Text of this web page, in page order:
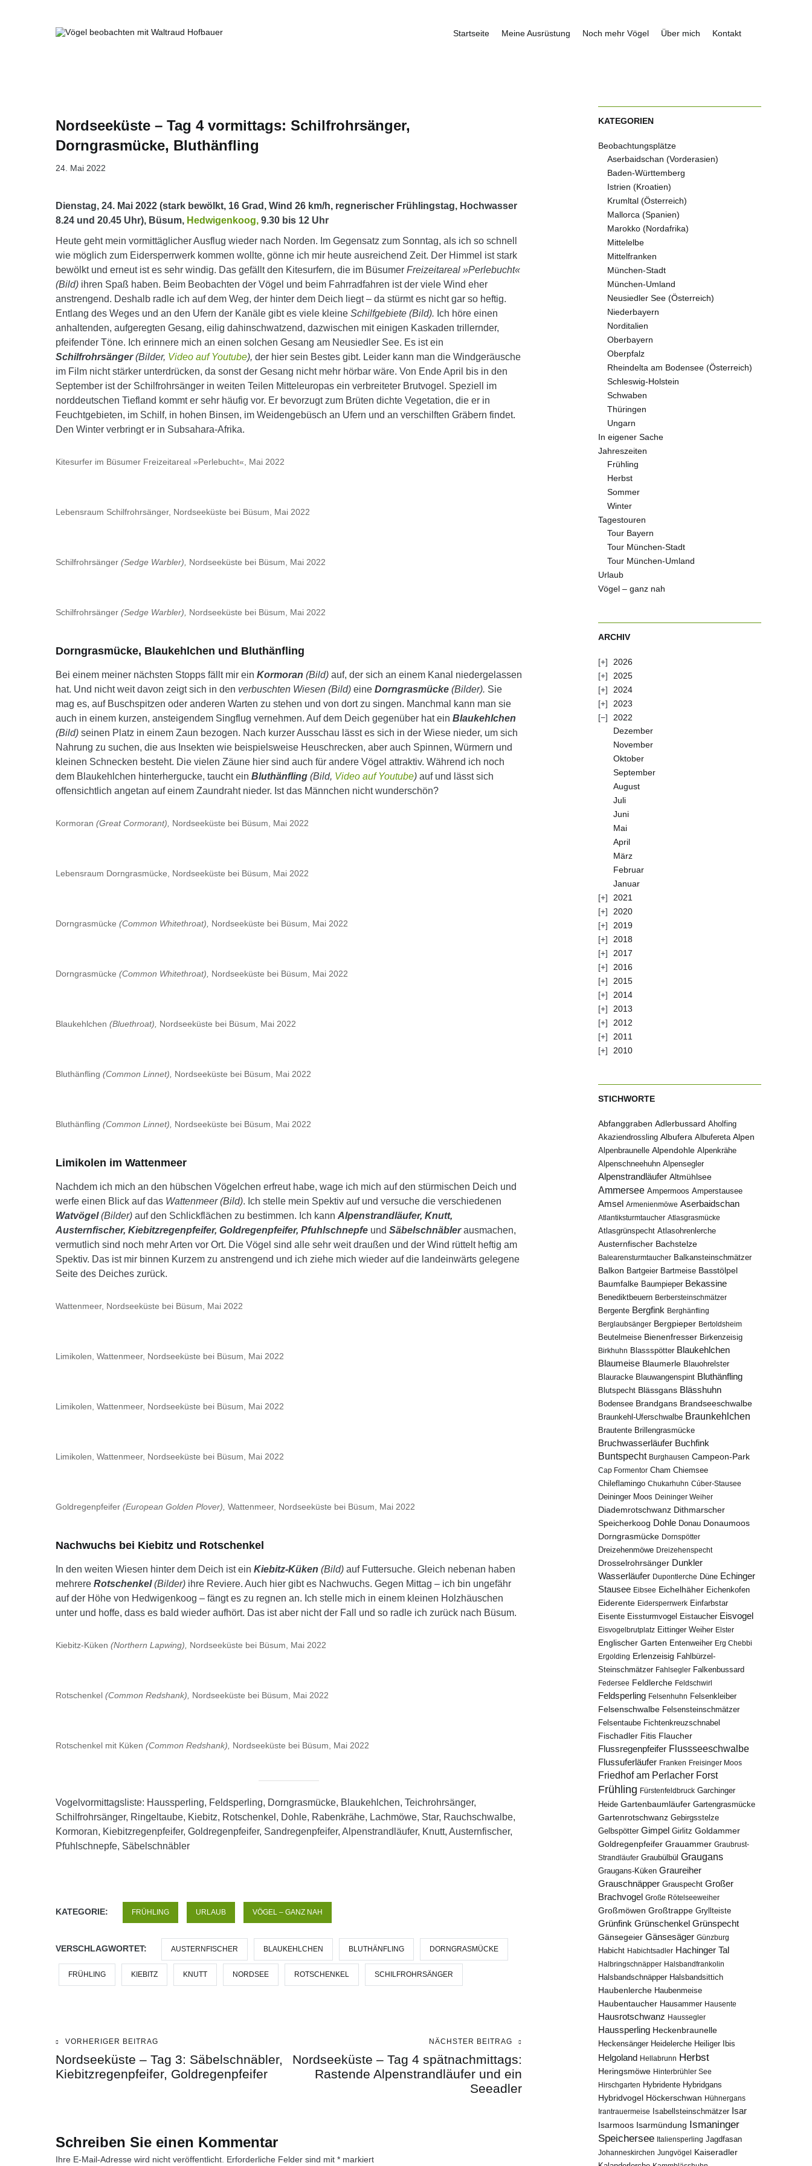
Startseite Meine Ausrüstung Noch mehr Vögel Über mich Kontakt
Nordseeküste – Tag 4 vormittags: Schilfrohrsänger,
Dorngrasmücke, Bluthänfling
24. Mai 2022
Dienstag, 24. Mai 2022 (stark bewölkt, 16 Grad, Wind 26 km/h, regnerischer Frühlingstag, Hochwasser
8.24 und 20.45 Uhr), Büsum, Hedwigenkoog, 9.30 bis 12 Uhr
Heute geht mein vormittäglicher Ausflug wieder nach Norden. Im Gegensatz zum Sonntag, als ich so schnell
wie möglich zum Eidersperrwerk kommen wollte, gönne ich mir heute ausreichend Zeit. Der Himmel ist stark
bewölkt und erneut ist es sehr windig. Das gefällt den Kitesurfern, die im Büsumer Freizeitareal »Perlebucht«
(Bild) ihren Spaß haben. Beim Beobachten der Vögel und beim Fahrradfahren ist der viele Wind eher
anstrengend. Deshalb radle ich auf dem Weg, der hinter dem Deich liegt – da stürmt es nicht gar so heftig.
Entlang des Weges und an den Ufern der Kanäle gibt es viele kleine Schilfgebiete (Bild). Ich höre einen
anhaltenden, aufgeregten Gesang, eilig dahinschwatzend, dazwischen mit einigen Kaskaden trillernder,
pfeifender Töne. Ich erinnere mich an einen solchen Gesang am Neusiedler See. Es ist ein
Schilfrohrsänger(Bilder, Video auf Youtube), der hier sein Bestes gibt. Leider kann man die Windgeräusche
im Film nicht stärker unterdrücken, da sonst der Gesang nicht mehr hörbar wäre. Von Ende April bis in den
September ist der Schilfrohrsänger in weiten Teilen Mitteleuropas ein verbreiteter Brutvogel. Speziell im
norddeutschen Tiefland kommt er sehr häufig vor. Er bevorzugt zum Brüten dichte Vegetation, die er in
Feuchtgebieten, im Schilf, in hohen Binsen, im Weidengebüsch an Ufern und an verschilften Gräbern findet.
Den Winter verbringt er in Subsahara-Afrika.
Kitesurfer im Büsumer Freizeitareal »Perlebucht«, Mai 2022
Lebensraum Schilfrohrsänger, Nordseeküste bei Büsum, Mai 2022
Schilfrohrsänger (Sedge Warbler), Nordseeküste bei Büsum, Mai 2022
Schilfrohrsänger (Sedge Warbler), Nordseeküste bei Büsum, Mai 2022
Dorngrasmücke, Blaukehlchen und Bluthänfling
Bei einem meiner nächsten Stopps fällt mir ein Kormoran (Bild) auf, der sich an einem Kanal niedergelassen
hat. Und nicht weit davon zeigt sich in den verbuschten Wiesen (Bild) eine Dorngrasmücke (Bilder). Sie
mag es, auf Buschspitzen oder anderen Warten zu stehen und von dort zu singen. Manchmal kann man sie
auch in einem kurzen, ansteigendem Singflug vernehmen. Auf dem Deich gegenüber hat ein Blaukehlchen
(Bild) seinen Platz in einem Zaun bezogen. Nach kurzer Ausschau lässt es sich in der Wiese nieder, um sich
Nahrung zu suchen, die aus Insekten wie beispielsweise Heuschrecken, aber auch Spinnen, Würmern und
kleinen Schnecken besteht. Die vielen Zäune hier sind auch für andere Vögel attraktiv. Während ich noch
dem Blaukehlchen hinterhergucke, taucht ein Bluthänfling (Bild, Video auf Youtube) auf und lässt sich
offensichtlich angetan auf einem Zaundraht nieder. Ist das Männchen nicht wunderschön?
Kormoran (Great Cormorant), Nordseeküste bei Büsum, Mai 2022
Lebensraum Dorngrasmücke, Nordseeküste bei Büsum, Mai 2022
Dorngrasmücke (Common Whitethroat), Nordseeküste bei Büsum, Mai 2022
Dorngrasmücke (Common Whitethroat), Nordseeküste bei Büsum, Mai 2022
Blaukehlchen (Bluethroat), Nordseeküste bei Büsum, Mai 2022
Bluthänfling (Common Linnet), Nordseeküste bei Büsum, Mai 2022
Bluthänfling (Common Linnet), Nordseeküste bei Büsum, Mai 2022
Limikolen im Wattenmeer
Nachdem ich mich an den hübschen Vögelchen erfreut habe, wage ich mich auf den stürmischen Deich und
werfe einen Blick auf das Wattenmeer (Bild). Ich stelle mein Spektiv auf und versuche die verschiedenen
Watvögel(Bilder) auf den Schlickflächen zu bestimmen. Ich kann Alpenstrandläufer, Knutt,
Austernfischer, Kiebitzregenpfeifer, Goldregenpfeifer, Pfuhlschnepfe und Säbelschnäblerausmachen,
vermutlich sind noch mehr Arten vor Ort. Die Vögel sind alle sehr weit draußen und der Wind rüttelt heftig am
Spektiv. Das ist mir binnen Kurzem zu anstrengend und ich ziehe mich wieder auf die landeinwärts gelegene
Seite des Deiches zurück.
Wattenmeer, Nordseeküste bei Büsum, Mai 2022
Limikolen, Wattenmeer, Nordseeküste bei Büsum, Mai 2022
Limikolen, Wattenmeer, Nordseeküste bei Büsum, Mai 2022
Limikolen, Wattenmeer, Nordseeküste bei Büsum, Mai 2022
Goldregenpfeifer (European Golden Plover), Wattenmeer, Nordseeküste bei Büsum, Mai 2022
Nachwuchs bei Kiebitz und Rotschenkel
In den weiten Wiesen hinter dem Deich ist ein Kiebitz-Küken (Bild) auf Futtersuche. Gleich nebenan haben
mehrere Rotschenkel(Bilder) ihre Reviere. Auch hier gibt es Nachwuchs. Gegen Mittag – ich bin ungefähr
auf der Höhe von Hedwigenkoog – fängt es zu regnen an. Ich stelle mich in einem kleinen Holzhäuschen
unter und hoffe, dass es bald wieder aufhört. Das ist aber nicht der Fall und so radle ich zurück nach Büsum.
Kiebitz-Küken (Northern Lapwing), Nordseeküste bei Büsum, Mai 2022
Rotschenkel (Common Redshank), Nordseeküste bei Büsum, Mai 2022
Rotschenkel mit Küken (Common Redshank), Nordseeküste bei Büsum, Mai 2022
Vogelvormittagsliste: Haussperling, Feldsperling, Dorngrasmücke, Blaukehlchen, Teichrohrsänger,
Schilfrohrsänger, Ringeltaube, Kiebitz, Rotschenkel, Dohle, Rabenkrähe, Lachmöwe, Star, Rauchschwalbe,
Kormoran, Kiebitzregenpfeifer, Goldregenpfeifer, Sandregenpfeifer, Alpenstrandläufer, Knutt, Austernfischer,
Pfuhlschnepfe, Säbelschnäbler
KATEGORIE: FRÜHLING URLAUB VÖGEL – GANZ NAH
VERSCHLAGWORTET: AUSTERNFISCHER BLAUKEHLCHEN BLUTHÄNFLING DORNGRASMÜCKE
FRÜHLING KIEBITZ KNUTT NORDSEE ROTSCHENKEL SCHILFROHRSÄNGER
Beitragsnavigation
VORHERIGER BEITRAG
Nordseeküste – Tag 3: Säbelschnäbler,
Kiebitzregenpfeifer, Goldregenpfeifer
NÄCHSTER BEITRAG
Nordseeküste – Tag 4 spätnachmittags:
Rastende Alpenstrandläufer und ein
Seeadler
Schreiben Sie einen Kommentar
Ihre E-Mail-Adresse wird nicht veröffentlicht. Erforderliche Felder sind mit * markiert
KATEGORIEN
Beobachtungsplätze
Aserbaidschan (Vorderasien)
Baden-Württemberg
Istrien (Kroatien)
Krumltal (Österreich)
Mallorca (Spanien)
Marokko (Nordafrika)
Mittelelbe
Mittelfranken
München-Stadt
München-Umland
Neusiedler See (Österreich)
Niederbayern
Norditalien
Oberbayern
Oberpfalz
Rheindelta am Bodensee (Österreich)
Schleswig-Holstein
Schwaben
Thüringen
Ungarn
In eigener Sache
Jahreszeiten
Frühling
Herbst
Sommer
Winter
Tagestouren
Tour Bayern
Tour München-Stadt
Tour München-Umland
Urlaub
Vögel – ganz nah
ARCHIV
2026
2025
2024
2023
2022
Dezember
November
Oktober
September
August
Juli
Juni
Mai
April
März
Februar
Januar
2021
2020
2019
2018
2017
2016
2015
2014
2013
2012
2011
2010
STICHWORTE
Abfanggraben Adlerbussard Aholfing
Akaziendrossling Albufera Albufereta Alpen
Alpenbraunelle Alpendohle Alpenkrähe
Alpenschneehuhn Alpensegler
Alpenstrandläufer Altmühlsee
Ammersee Ampermoos Amperstausee
Amsel Armenienmöwe Aserbaidschan
Atlantiksturmtaucher Atlasgrasmücke
Atlasgrünspecht Atlasohrenlerche
Austernfischer Bachstelze
Balearensturmtaucher Balkansteinschmätzer
Balkon Bartgeier Bartmeise Basstölpel
Baumfalke Baumpieper Bekassine
Benediktbeuern Berbersteinschmätzer
Bergente Bergfink Berghänfling
Berglaubsänger Bergpieper Bertoldsheim
Beutelmeise Bienenfresser Birkenzeisig
Birkhuhn Blassspötter Blaukehlchen
Blaumeise Blaumerle Blauohrelster
Blauracke Blauwangenspint Bluthänfling
Blutspecht Blässgans Blässhuhn
Bodensee Brandgans Brandseeschwalbe
Braunkehl-Uferschwalbe Braunkehlchen
Brautente Brillengrasmücke
Bruchwasserläufer Buchfink
Buntspecht Burghausen Campeon-Park
Cap Formentor Cham Chiemsee
Chileflamingo Chukarhuhn Cúber-Stausee
Deininger Moos Deininger Weiher
Diademrotschwanz Dithmarscher
Speicherkoog Dohle Donau Donaumoos
Dorngrasmücke Dornspötter
Dreizehenmöwe Dreizehenspecht
Drosselrohrsänger Dunkler
Wasserläufer Dupontlerche Düne Echinger
Stausee Eibsee Eichelhäher Eichenkofen
Eiderente Eidersperrwerk Einfarbstar
Eisente Eissturmvogel Eistaucher Eisvogel
Eisvogelbrutplatz Eittinger Weiher Elster
Englischer Garten Entenweiher Erg Chebbi
Ergolding Erlenzeisig Fahlbürzel-
Steinschmätzer Fahlsegler Falkenbussard
Federsee Feldlerche Feldschwirl
Feldsperling Felsenhuhn Felsenkleiber
Felsenschwalbe Felsensteinschmätzer
Felsentaube Fichtenkreuzschnabel
Fischadler Fitis Flaucher
Flussregenpfeifer Flussseeschwalbe
Flussuferläufer Franken Freisinger Moos
Friedhof am Perlacher Forst
Frühling Fürstenfeldbruck Garchinger
Heide Gartenbaumläufer Gartengrasmücke
Gartenrotschwanz Gebirgsstelze
Gelbspötter Gimpel Girlitz Goldammer
Goldregenpfeifer Grauammer Graubrust-
Strandläufer Graubülbül Graugans
Graugans-Küken Graureiher
Grauschnäpper Grauspecht Großer
Brachvogel Große Rötelseeweiher
Großmöwen Großtrappe Gryllteiste
Grünfink Grünschenkel Grünspecht
Gänsegeier Gänsesäger Günzburg
Habicht Habichtsadler Hachinger Tal
Halbringschnäpper Halsbandfrankolin
Halsbandschnäpper Halsbandsittich
Haubenlerche Haubenmeise
Haubentaucher Hausammer Hausente
Hausrotschwanz Haussegler
Haussperling Heckenbraunelle
Heckensänger Heidelerche Heiliger Ibis
Helgoland Hellabrunn Herbst
Heringsmöwe Hinterbrühler See
Hirschgarten Hybridente Hybridgans
Hybridvogel Höckerschwan Hühnergans
Irantrauermeise
Isabellsteinschmätzer Isar
Isarmoos Isarmündung Ismaninger
Speichersee Italiensperling Jagdfasan
Johanneskirchen Jungvögel Kaiseradler